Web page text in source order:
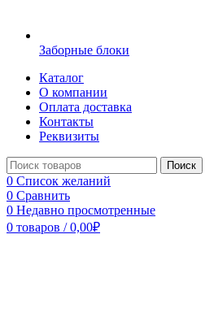
Заборные блоки
Каталог
О компании
Оплата доставка
Контакты
Реквизиты
Поиск
0 Список желаний
0 Сравнить
0 Недавно просмотренные
0 товаров / 0,00₽